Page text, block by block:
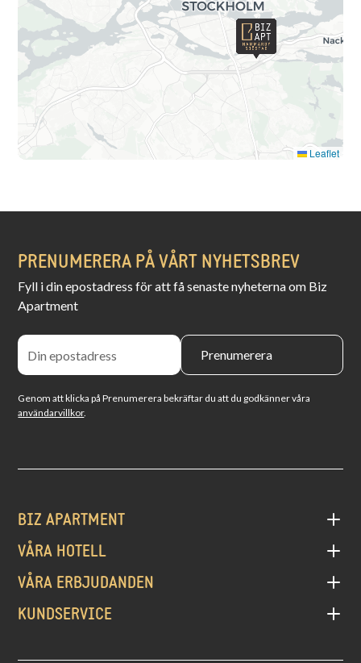
Leaflet
PRENUMERERA PÅ VÅRT NYHETSBREV
Fyll i din epostadress för att få senaste nyheterna om Biz
Apartment
Genom att klicka på Prenumerera bekräftar du att du godkänner våra
användarvillkor.
BIZ APARTMENT
VÅRA HOTELL
VÅRA ERBJUDANDEN
KUNDSERVICE